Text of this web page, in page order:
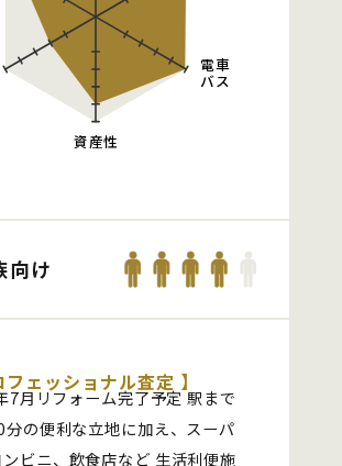
向け
フェッショナル査定 】
7月リフォーム完了予定 駅まで
分の便利な立地に加え、スーパ
ビニ、飲食店など 生活利便施
電車
バス
資産性